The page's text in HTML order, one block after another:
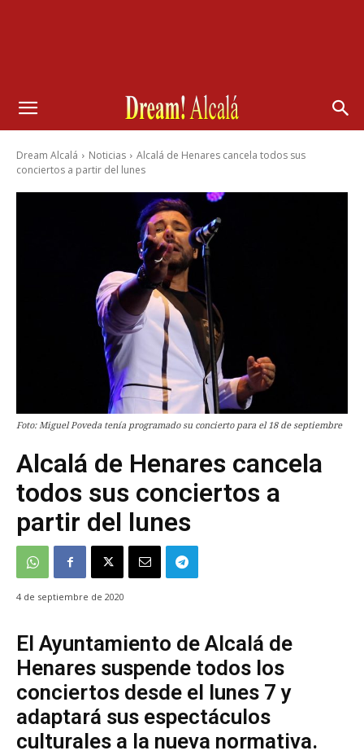
Dream Alcalá Noticias
Alcalá de Henares cancela todos sus
conciertos a partir del lunes
Foto: Miguel Poveda tenía programado su concierto para el 18 de septiembre
Alcalá de Henares cancela
todos sus conciertos a
partir del lunes
4 de septiembre de 2020
El Ayuntamiento de Alcalá de
Henares suspende todos los
conciertos desde el lunes 7 y
adaptará sus espectáculos
culturales a la nueva normativa.